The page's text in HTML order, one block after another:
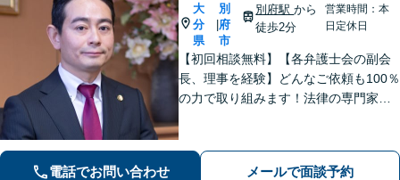
大
分
県
別
府
市
別府駅から
徒歩2分
営業時間：本
日定休日
【初回相談無料】【各弁護士会の副会
長、理事を経験】どんなご依頼も100％
の力で取り組みます！法律の専門家と
拠点ある地域密着型の事務所】
電話でお問い合わせ メールで面談予約